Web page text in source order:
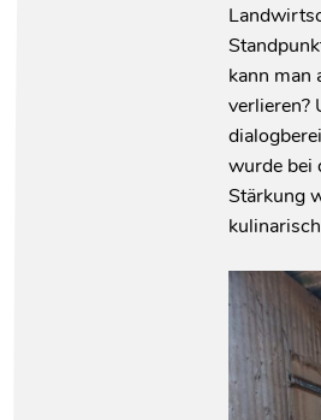
kann man
verlieren?
wurde bei
Stärkung